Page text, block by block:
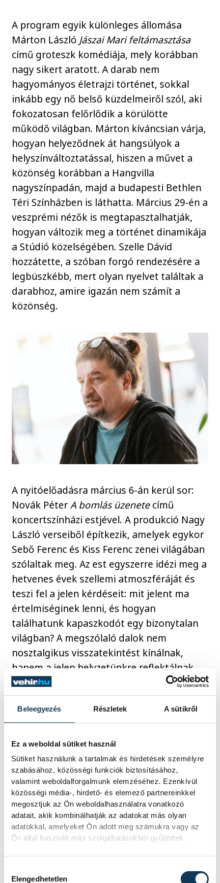
Beleegyezés Részletek A sütikről
Ez a weboldal sütiket használ
Sütiket használunk a tartalmak és hirdetések személyre
szabásához, közösségi funkciók biztosításához,
valamint weboldalforgalmunk elemzéséhez. Ezenkívül
közösségi média-, hirdető- és elemező partnereinkkel
megosztjuk az Ön weboldalhasználatra vonatkozó
adatait, akik kombinálhatják az adatokat más olyan
adatokkal, amelyeket Ön adott meg számukra vagy az
Ön által használt más szolgáltatásokból gyűjtöttek.
Elengedhetetlen
A program egyik különleges állomása
Márton László Jászai Mari feltámasztása
című groteszk komédiája, mely korábban
nagy sikert aratott. A darab nem
hagyományos életrajzi történet, sokkal
inkább egy nő belső küzdelmeiről szól, aki
fokozatosan felőrlődik a körülötte
működő világban. Márton kíváncsian várja,
hogyan helyeződnek át hangsúlyok a
helyszínváltoztatással, hiszen a művet a
közönség korábban a Hangvilla
nagyszínpadán, majd a budapesti Bethlen
Téri Színházben is láthatta. Március 29-én a
veszprémi nézők is megtapasztalhatják,
hogyan változik meg a történet dinamikája
a Stúdió közelségében. Szelle Dávid
hozzátette, a szóban forgó rendezésére a
legbüszkébb, mert olyan nyelvet találtak a
darabhoz, amire igazán nem számít a
közönség.
A nyitóelőadásra március 6-án kerül sor:
Novák PéterA bomlás üzenetecímű
koncertszínházi estjével. A produkció Nagy
László verseiből építkezik, amelyek egykor
Sebő Ferenc és Kiss Ferenc zenei világában
szólaltak meg. Az est egyszerre idézi meg a
hetvenes évek szellemi atmoszféráját és
teszi fel a jelen kérdéseit: mit jelent ma
értelmiséginek lenni, és hogyan
találhatunk kapaszkodót egy bizonytalan
világban? A megszólaló dalok nem
nosztalgikus visszatekintést kínálnak,
hanem a jelen helyzetünkre reflektálnak.